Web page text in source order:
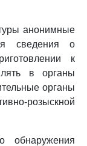
анонимные
сведения о
к
в органы
органы
розыскной
обнаружения